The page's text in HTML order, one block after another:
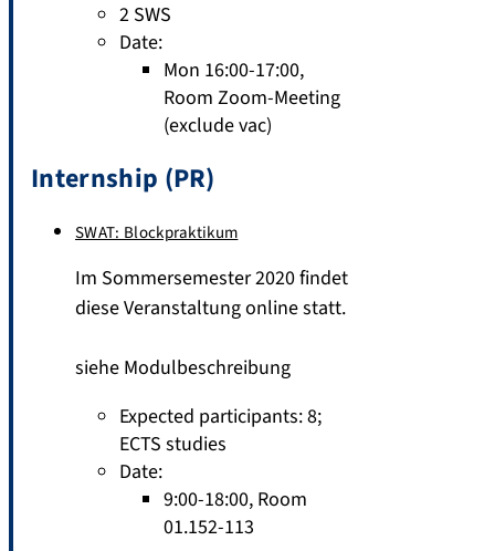
2 SWS
Date:
Mon 16:00-17:00,
Room Zoom-Meeting
(exclude vac)
Internship (PR)
SWAT: Blockpraktikum
Im Sommersemester 2020 findet
diese Veranstaltung online statt.
siehe Modulbeschreibung
Expected participants: 8;
ECTS studies
Date:
9:00-18:00, Room
01.152-113